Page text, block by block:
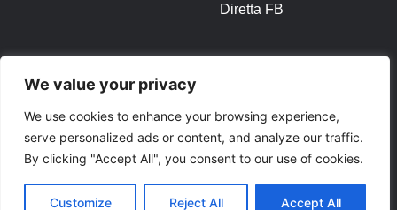
We value your privacy
We use cookies to enhance your browsing experience,
serve personalized ads or content, and analyze our traffic.
By clicking "Accept All", you consent to our use of cookies.
Customize Reject All Accept All
Diretta FB
Privacy Policy